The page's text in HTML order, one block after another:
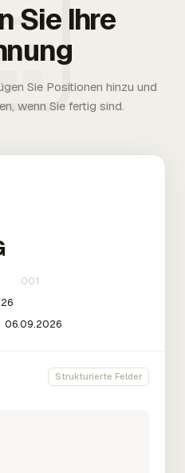
Sie Ihre
Sie Positionen hinzu und
wenn Sie fertig sind.
Strukturierte Felder